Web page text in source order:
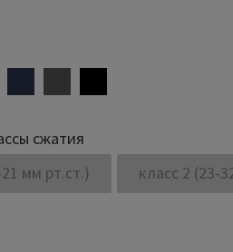
сжатия
мм рт.ст.)
класс 2 (23-